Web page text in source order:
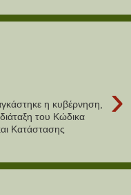
›
η κυβέρνηση,
του Κώδικα
Κατάστασης